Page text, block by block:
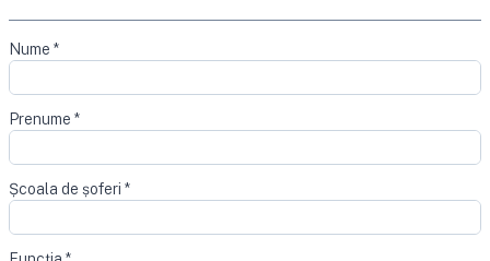
Nume *
Prenume *
Școala de șoferi *